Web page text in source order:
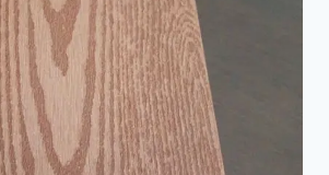
DÉCOUVREZ
LES
CARACTÉRISTIQUES
DES
COMPOSITES
EN
PLASTIQUE
DE